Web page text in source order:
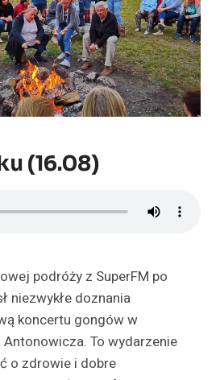
(16.08)
podróży z SuperFM po
niezwykłe doznania
koncertu gongów w
To wydarzenie
o zdrowie i dobre